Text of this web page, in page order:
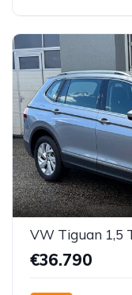
VW Tiguan 1,5
€36.790